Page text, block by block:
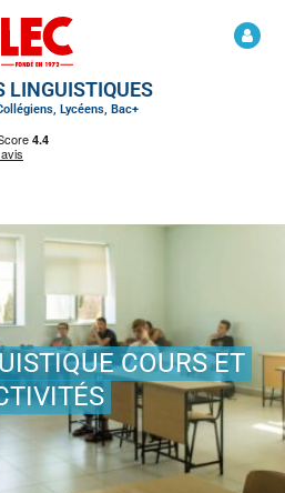
LINGUISTIQUES
Lycéens, Bac+
COURS ET